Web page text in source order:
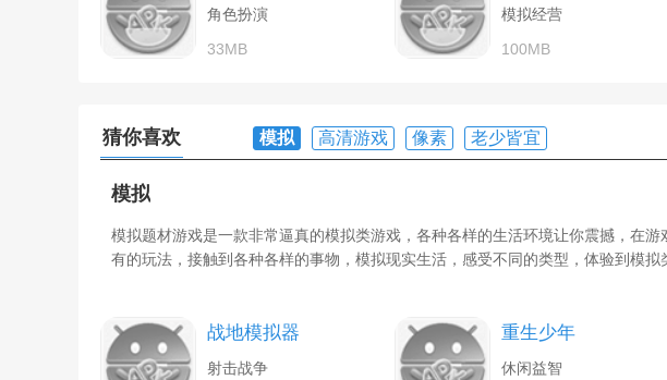
角色扮演
33MB
模拟经营
100MB
猜你喜欢 模拟 高清游戏 像素 老少皆宜
模拟
模拟题材游戏是一款非常逼真的模拟类游戏，各种各样的生活环境让你震撼，在
有的玩法，接触到各种各样的事物，模拟现实生活，感受不同的类型，体验到模拟
战地模拟器
射击战争
重生少年
休闲益智